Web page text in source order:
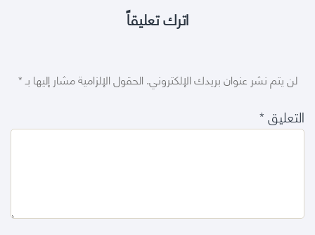
اترك تعليقاً
لن يتم نشر عنوان بريدك الإلكتروني.الحقول الإلزامية مشار إليها بـ*
التعليق*